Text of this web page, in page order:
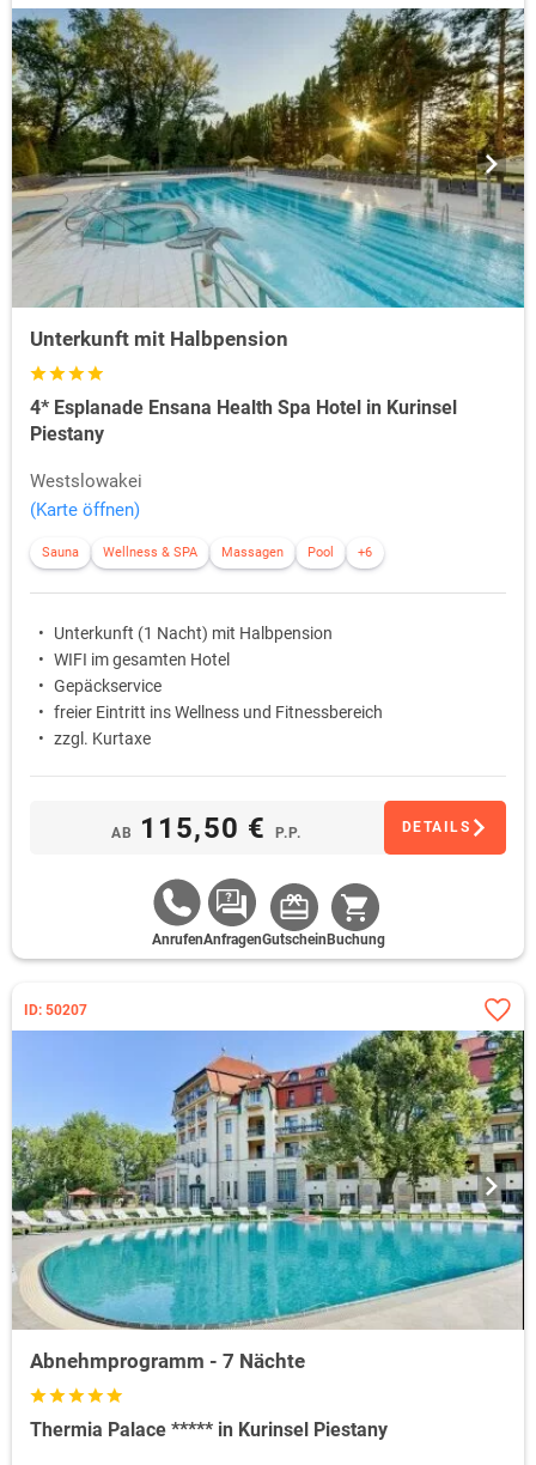
Unterkunft mit Halbpension
4* Esplanade Ensana Health Spa Hotel in Kurinsel
Piestany
Westslowakei
(Karte öffnen)
Sauna Wellness & SPA Massagen Pool +6
Unterkunft (1 Nacht) mit Halbpension
WIFI im gesamten Hotel
Gepäckservice
freier Eintritt ins Wellness und Fitnessbereich
zzgl. Kurtaxe
AB 115,50 € P.P. DETAILS
AnrufenAnfragenGutschein Buchung
ID: 50207
Abnehmprogramm - 7 Nächte
Thermia Palace ***** in Kurinsel Piestany